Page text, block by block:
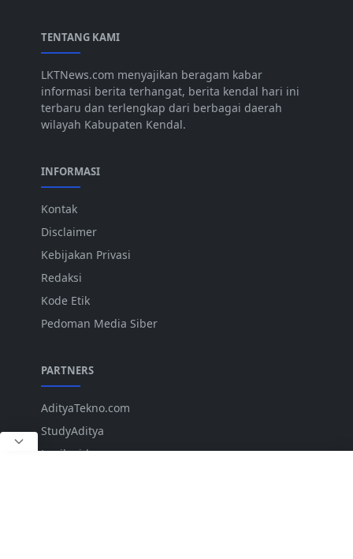
TENTANG KAMI
LKTNews.com menyajikan beragam kabar
informasi berita terhangat, berita kendal hari ini
terbaru dan terlengkap dari berbagai daerah
wilayah Kabupaten Kendal.
INFORMASI
Kontak
Disclaimer
Kebijakan Privasi
Redaksi
Kode Etik
Pedoman Media Siber
PARTNERS
AdityaTekno.com
StudyAditya
Lepiku.id